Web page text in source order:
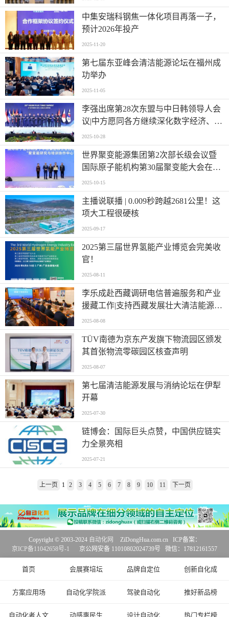
中集安瑞科钢焦一体化项目再落一子，
预计2026年投产
2025-11-20
第七届东亚峰会清洁能源论坛在福州成
功举办
2025-11-05
李强出席第28次东盟与中日韩领导人会
议|中方愿同各方继续深化数字经济、电
动汽车、清洁能源等合作
2025-10-28
世界聚变能源集团第2次部长级会议暨
国际原子能机构第30届聚变能大会在成
都开幕
2025-10-15
主播说联播 | 0.009秒跨越2681公里！这
项大工程很硬核
2025-09-17
2025第三届世界氢能产业博览会完美收
官！
2025-08-11
李乐成赴西藏调研电信普遍服务和产业
援藏工作|支持西藏发展壮大清洁能源、
绿色工业等产业
2025-08-08
TÜV南德为京东产发旗下物流园区颁发
其首张物流零碳园区核查声明
2025-08-07
第七届清洁能源发展与消纳论坛在伊犁
开幕
2025-07-30
链博会：国际巨头点赞，中国供应链实
力全景亮相
2025-07-21
上一页 1 2 3 4 5 6 7 8 9 10 11 下一页
首页 会展赛培坛 品牌自定位 创新自化成
方案应用场 自动化学院派 驾驶自动化 推好新品榜
自动化者人文 动感惠民生 设计自动化 热门专栏榜
Copyright © 2003-2024 自动化网
ZiDongHua.com.cn ICP备案：
京ICP备11042658号-1
京公网安备 11010802024739号 微信：17812161557